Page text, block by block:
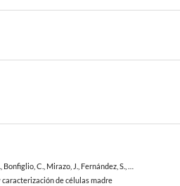
C., Mirazo, J., Fernández, S., …
caracterización de células madre